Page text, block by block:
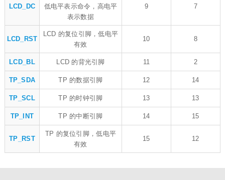
LCD_DC
低电平表示命令，高电平
表示数据
9 7
LCD_RST
LCD 的复位引脚，低电平
有效
10 8
LCD_BL LCD 的背光引脚 11 2
TP_SDA TP 的数据引脚 12 14
TP_SCL TP 的时钟引脚 13 13
TP_INT TP 的中断引脚 14 15
TP_RST
TP 的复位引脚，低电平
有效
15 12